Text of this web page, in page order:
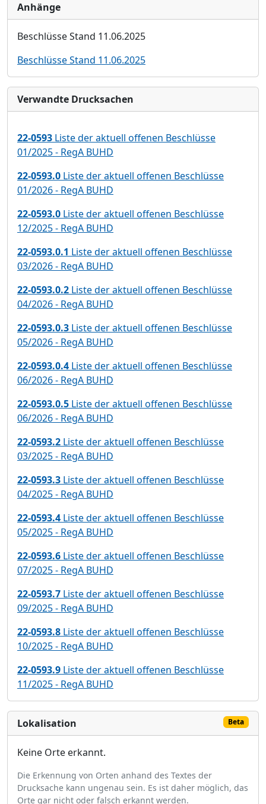
Anhänge
Beschlüsse Stand 11.06.2025
Beschlüsse Stand 11.06.2025
Verwandte Drucksachen
22-0593 Liste der aktuell offenen Beschlüsse
01/2025 - RegA BUHD
22-0593.0 Liste der aktuell offenen Beschlüsse
01/2026 - RegA BUHD
22-0593.0 Liste der aktuell offenen Beschlüsse
12/2025 - RegA BUHD
22-0593.0.1 Liste der aktuell offenen Beschlüsse
03/2026 - RegA BUHD
22-0593.0.2 Liste der aktuell offenen Beschlüsse
04/2026 - RegA BUHD
22-0593.0.3 Liste der aktuell offenen Beschlüsse
05/2026 - RegA BUHD
22-0593.0.4 Liste der aktuell offenen Beschlüsse
06/2026 - RegA BUHD
22-0593.0.5 Liste der aktuell offenen Beschlüsse
06/2026 - RegA BUHD
22-0593.2 Liste der aktuell offenen Beschlüsse
03/2025 - RegA BUHD
22-0593.3 Liste der aktuell offenen Beschlüsse
04/2025 - RegA BUHD
22-0593.4 Liste der aktuell offenen Beschlüsse
05/2025 - RegA BUHD
22-0593.6 Liste der aktuell offenen Beschlüsse
07/2025 - RegA BUHD
22-0593.7 Liste der aktuell offenen Beschlüsse
09/2025 - RegA BUHD
22-0593.8 Liste der aktuell offenen Beschlüsse
10/2025 - RegA BUHD
22-0593.9 Liste der aktuell offenen Beschlüsse
11/2025 - RegA BUHD
Lokalisation Beta
Keine Orte erkannt.
Die Erkennung von Orten anhand des Textes der
Drucksache kann ungenau sein. Es ist daher möglich, das
Orte gar nicht oder falsch erkannt werden.